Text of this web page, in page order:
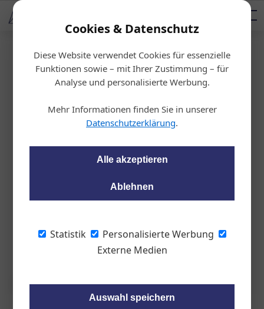
Cookies & Datenschutz
Diese Website verwendet Cookies für essenzielle
Funktionen sowie – mit Ihrer Zustimmung – für
Analyse und personalisierte Werbung.
Mehr Informationen finden Sie in unserer
Datenschutzerklärung.
Alle akzeptieren
Ablehnen
Statistik
Personalisierte Werbung
Externe Medien
Auswahl speichern
AUTOMOTIVE SERVICES
AUTOMOTIVE AKADEMIE
Podcast
Startseite/Karosserie, Lack & Pflege
Effizienzsteigerung
rbetrieb
03.07.2024, 16:46 Uhr
Das Autohaus Josef Kamper in Neusiedl
Lackierwerkstatt mit dem BASF-Programm
„Body Shop Boost“.